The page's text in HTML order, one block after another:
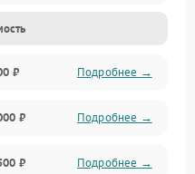
₽ Подробнее →
₽ Подробнее →
₽ Подробнее →